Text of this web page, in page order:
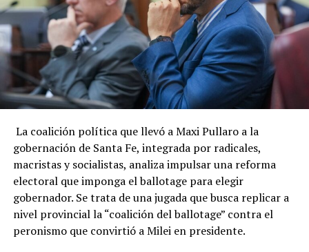
La coalición política que llevó a Maxi Pullaro a la
gobernación de Santa Fe, integrada por radicales,
macristas y socialistas, analiza impulsar una reforma
electoral que imponga el ballotage para elegir
gobernador. Se trata de una jugada que busca replicar a
nivel provincial la “coalición del ballotage” contra el
peronismo que convirtió a Milei en presidente.